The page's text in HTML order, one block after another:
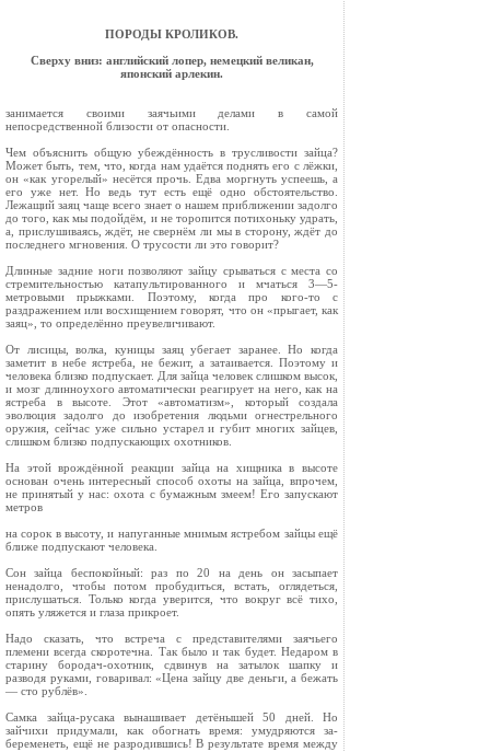
ПОРОДЫ КРОЛИКОВ.
Сверху вниз: английский лопер, немецкий великан,
японский арлекин.
занимается своими заячьими делами в самой
непосредственной близости от опасности.
Чем объяснить общую убеждённость в трусли­вости зайца?
Может быть, тем, что, когда нам удаётся поднять его с лёжки,
он «как угорелый» несётся прочь. Едва моргнуть успеешь, а
его уже нет. Но ведь тут есть ещё одно обстоятельство.
Лежащий заяц чаще всего знает о нашем при­ближении задолго
до того, как мы подойдём, и не торопится потихоньку удрать,
а, прислуши­ваясь, ждёт, не свернём ли мы в сторону, ждёт до
последнего мгновения. О трусости ли это го­ворит?
Длинные задние ноги позволяют зайцу сры­ваться с места со
стремительностью катапульти­рованного и мчаться 3—5-
метровыми прыжка­ми. Поэтому, когда про кого-то с
раздражением или восхищением говорят, что он «прыгает, как
заяц», то определённо преувеличивают.
От лисицы, волка, куницы заяц убегает зара­нее. Но когда
заметит в небе ястреба, не бежит, а затаивается. Поэтому и
человека близко под­пускает. Для зайца человек слишком высок,
и мозг длинноухого автоматически реагирует на него, как на
ястреба в высоте. Этот «автома­тизм», который создала
эволюция задолго до изобретения людьми огнестрельного
оружия, сейчас уже сильно устарел и губит многих зай­цев,
слишком близко подпускающих охотников.
На этой врождённой реакции зайца на хищ­ника в высоте
основан очень интересный способ охоты на зайца, впрочем,
не принятый у нас: охота с бумажным змеем! Его запускают
метров
на сорок в высоту, и напуганные мнимым ястребом зайцы ещё
ближе подпускают человека.
Сон зайца беспокойный: раз по 20 на день он засыпает
ненадолго, чтобы потом пробудиться, встать, оглядеться,
прислушаться. Только когда уверится, что вокруг всё тихо,
опять уляжется и глаза прикроет.
Надо сказать, что встреча с представителями заячьего
племени всегда скоротечна. Так было и так будет. Недаром в
старину бородач-охотник, сдвинув на затылок шапку и
разводя руками, говаривал: «Цена зайцу две деньги, а бежать
— сто рублёв».
Самка зайца-русака вынашивает детёнышей 50 дней. Но
зайчихи придумали, как обогнать время: умудряются за­
беременеть, ещё не разродившись! В результате время меж­ду